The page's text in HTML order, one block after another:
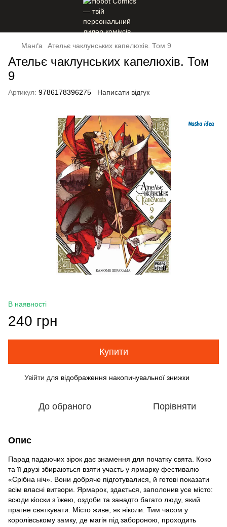
Манґа Ательє чаклунських капелюхів. Том 9
Ательє чаклунських капелюхів. Том
9
Артикул: 9786178396275 Написати відгук
В наявності
240 грн
Купити
Увійти для відображення накопичувальної знижки
До обраного Порівняти
Опис
Парад падаючих зірок дає знамення для початку свята. Коко
та її друзі збираються взяти участь у ярмарку фестивалю
«Срібна ніч». Вони добряче підготувалися, й готові показати
всім власні витвори. Ярмарок, здається, заполонив усе місто:
всюди кіоски з їжею, оздоби та занадто багато люду, який
прагне святкувати. Місто живе, як ніколи. Тим часом у
королівському замку, де магія під забороною, проходить